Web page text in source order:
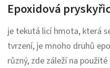
Epoxidová
je tekutá licí hmota, která
tvrzení, je mnoho druhů
různý, zde záleží na